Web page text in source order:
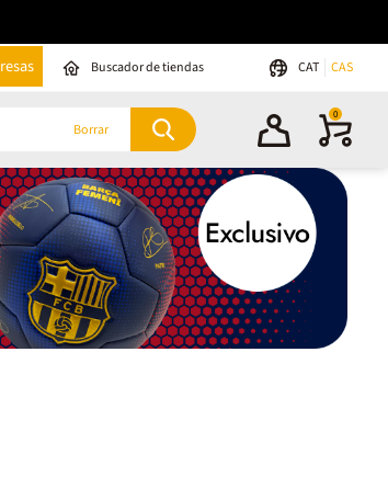
Buscador de tiendas CAT CAS
Borrar
0